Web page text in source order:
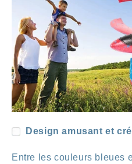
Design amusant et
Entre les couleurs bleues